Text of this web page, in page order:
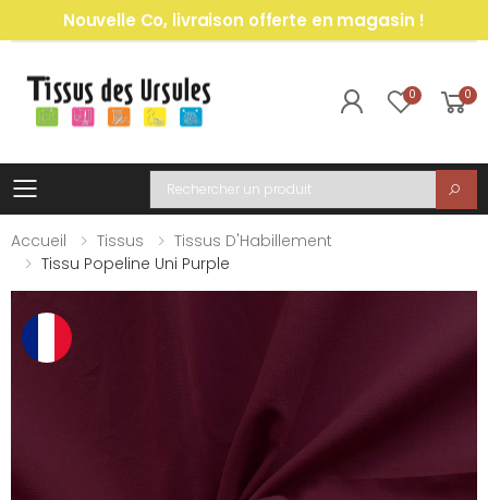
Nouvelle Co, livraison offerte en magasin !
0 0
Toggle mobile menu
Recherche
Accueil
Tissus
Tissus D'Habillement
Tissu Popeline Uni Purple